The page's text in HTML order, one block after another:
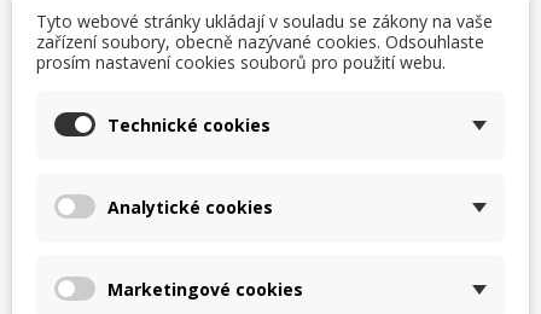
Odborná montáž a zapojení
Servisní zázemí a zkušený tým
Tyto webové stránky ukládají v souladu se zákony na vaše
zařízení soubory, obecně nazývané cookies. Odsouhlaste
prosím nastavení cookies souborů pro použití webu.
Technické cookies
Analytické cookies
Marketingové cookies